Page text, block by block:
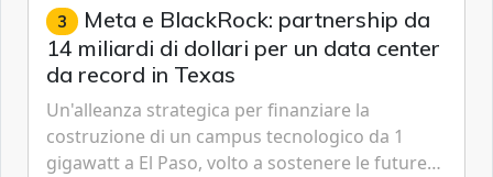
3 Meta e BlackRock: partnership da
14 miliardi di dollari per un data center
da record in Texas
Un'alleanza strategica per finanziare la
costruzione di un campus tecnologico da 1
gigawatt a El Paso, volto a sostenere le future